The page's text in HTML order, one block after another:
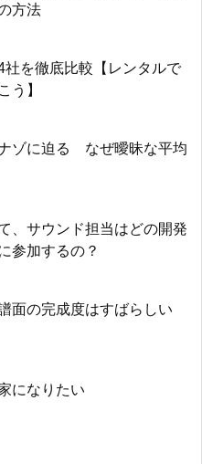
方法
社を徹底比較【レンタルで
う】
ゾに迫る なぜ曖昧な平均
、サウンド担当はどの開発
参加するの？
面の完成度はすばらしい
になりたい